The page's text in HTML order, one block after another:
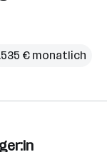
€ monatlich